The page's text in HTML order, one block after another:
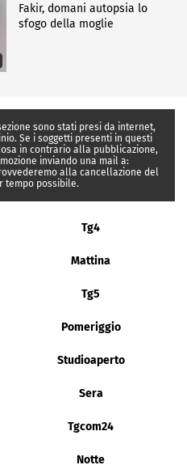
Fakir, domani autopsia lo
sfogo della moglie
sono stati presi da internet,
Se i soggetti presenti in questi
in contrario alla pubblicazione,
inviando una mail a:
alla cancellazione del
tempo possibile.
Tg4
Mattina
Tg5
Pomeriggio
Studioaperto
Sera
Tgcom24
Notte